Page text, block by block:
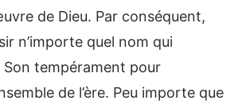
de Dieu. Par conséquent,
n’importe quel nom qui
tempérament pour
de l’ère. Peu importe que